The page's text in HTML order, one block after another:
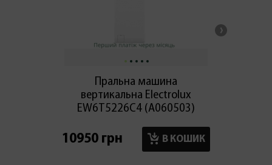
Пральна машина
вертикальна Electroluх
EW6T5226C4 (А060503)
10950 грн В КОШИК